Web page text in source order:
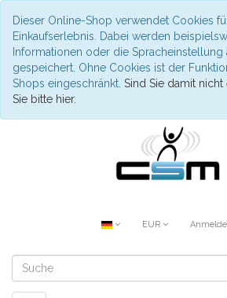
Dieser Online-Shop verwendet Cookies
Einkaufserlebnis. Dabei werden
Informationen oder die Spracheinstellung
gespeichert. Ohne Cookies ist der
Shops eingeschränkt. Sind Sie damit
Sie bitte hier.
EUR